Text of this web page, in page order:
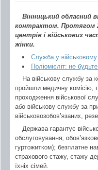
Вінницький обласний
контрактом. Протягом
центрів і військових
жінки.
Служба у військовому
Поліомієліт: не
На військову службу за
пройшли медичну комісію,
проходження військової
або військову службу за
військовозобов’язаних,
Держава гарантує
обслуговування;
гуртожитком); безплатне
страхового стажу, стажу
їхніх сімей.